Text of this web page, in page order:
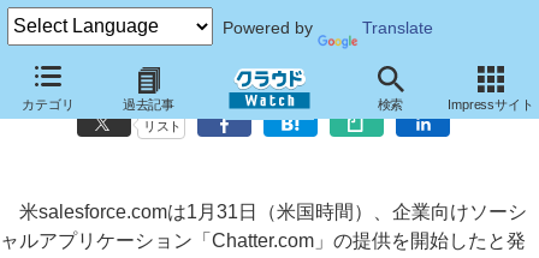
Powered by Translate
カテゴリ 過去記事 検索 Impressサイト
salesforce.com、無償版「Chatter」の提供範囲を拡大
リスト
米salesforce.comは1月31日（米国時間）、企業向けソーシ
ャルアプリケーション「Chatter.com」の提供を開始したと発